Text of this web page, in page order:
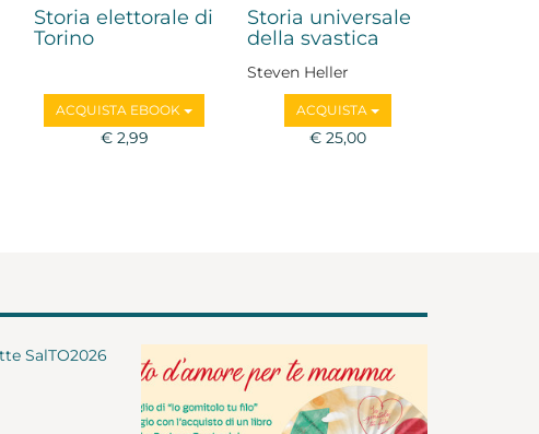
Storia elettorale di
Torino
ACQUISTA EBOOK
€ 2,99
Storia universale
della svastica
Steven Heller
ACQUISTA
€ 25,00